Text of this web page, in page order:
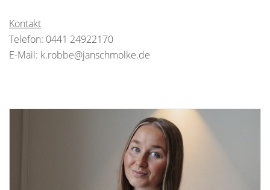
Kontakt
Telefon: 0441 24922170
E-Mail: k.robbe@janschmolke.de